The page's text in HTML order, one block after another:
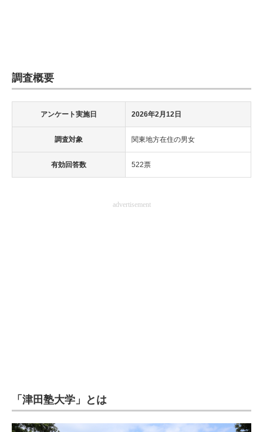
調査概要
アンケート実施日 2026年2月12日
調査対象 関東地方在住の男女
有効回答数 522票
advertisement
「津田塾大学」とは